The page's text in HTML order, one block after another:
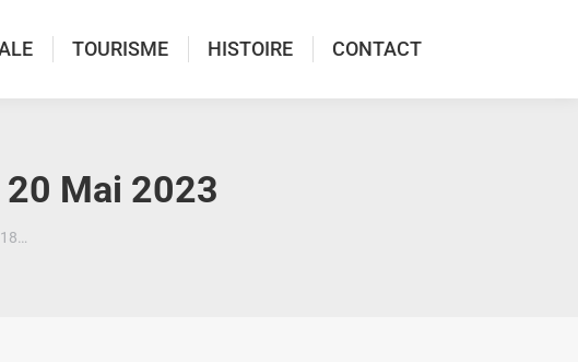
TOURISME HISTOIRE CONTACT
Mai 2023